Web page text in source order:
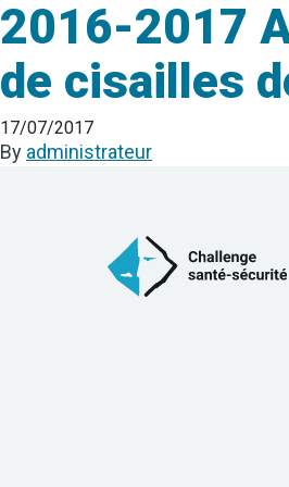
2016-2017
de cisailles
17/07/2017
By administrateur